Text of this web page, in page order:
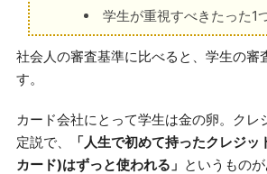
学生が重視すべきたった1
社会人の審査基準に比べると、学生の審
す。
カード会社にとって学生は金の卵。クレ
定説で、
「人生で初めて持ったクレジ
カード)はずっと使われる」 というものが